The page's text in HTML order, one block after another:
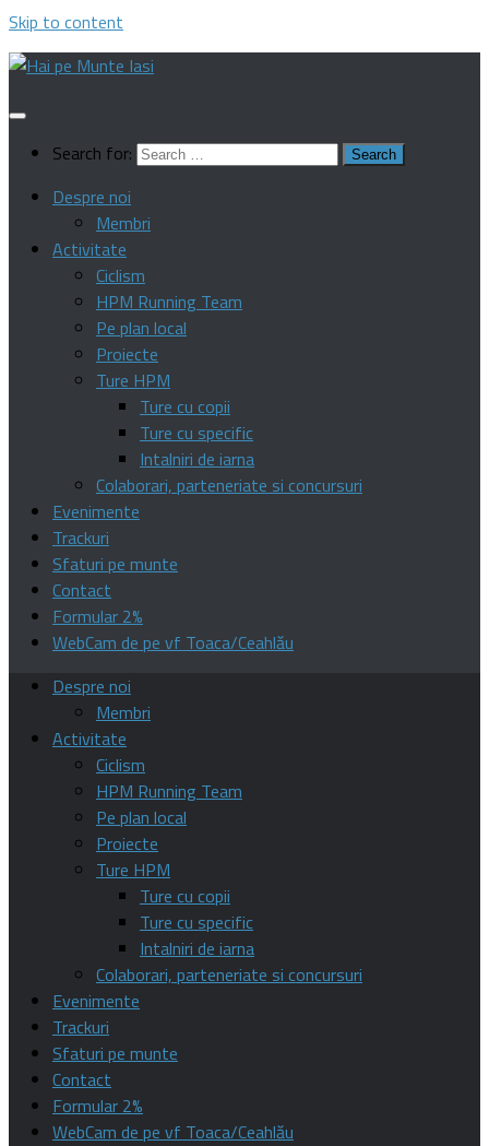
Skip to content
Search for:
Despre noi
Membri
Activitate
Ciclism
HPM Running Team
Pe plan local
Proiecte
Ture HPM
Ture cu copii
Ture cu specific
Intalniri de iarna
Colaborari, parteneriate si concursuri
Evenimente
Trackuri
Sfaturi pe munte
Contact
Formular 2%
WebCam de pe vf Toaca/Ceahlău
Despre noi
Membri
Activitate
Ciclism
HPM Running Team
Pe plan local
Proiecte
Ture HPM
Ture cu copii
Ture cu specific
Intalniri de iarna
Colaborari, parteneriate si concursuri
Evenimente
Trackuri
Sfaturi pe munte
Contact
Formular 2%
WebCam de pe vf Toaca/Ceahlău